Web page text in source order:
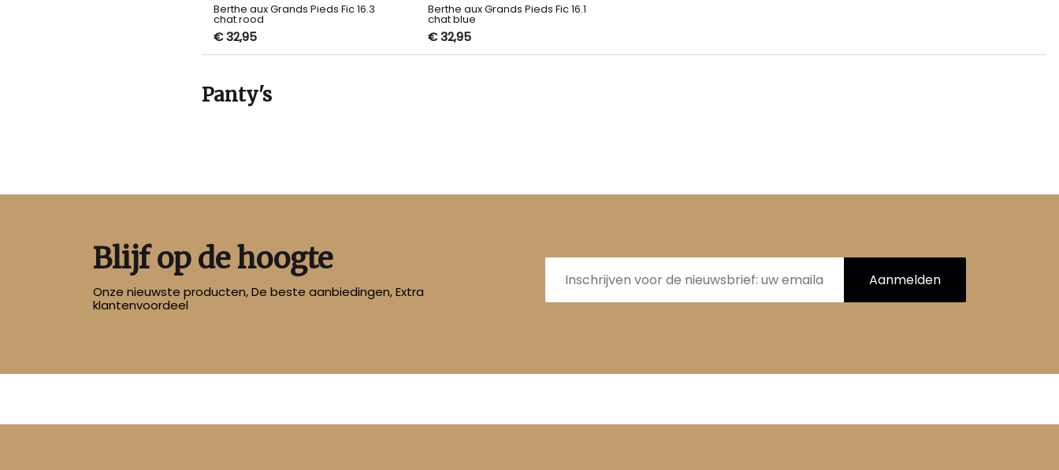
Berthe aux Grands Pieds Fic 16.3
chat rood
€ 32,95
Berthe aux Grands Pieds Fic 16.1
chat blue
€ 32,95
Panty's
Blijf op de hoogte
Onze nieuwste producten, De beste aanbiedingen, Extra
klantenvoordeel
E-
mailadres Aanmelden